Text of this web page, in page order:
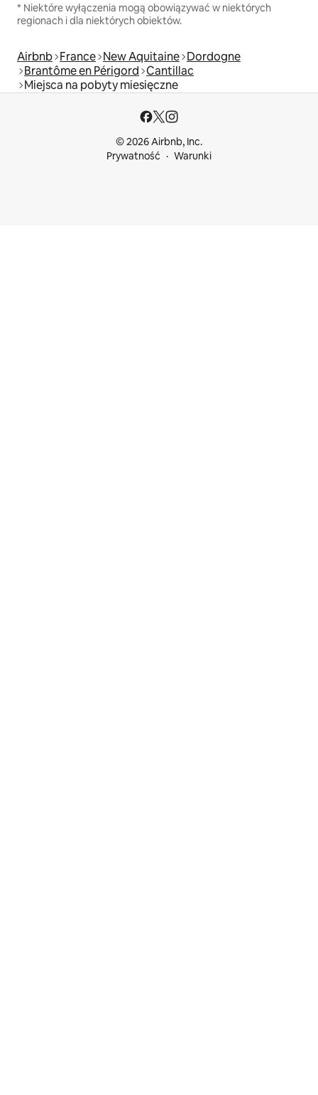
* Niektóre wyłączenia mogą obowiązywać w niektórych
regionach i dla niektórych obiektów.
Airbnb France New Aquitaine Dordogne
Brantôme en Périgord Cantillac
Miejsca na pobyty miesięczne
© 2026 Airbnb, Inc.
Prywatność
Warunki